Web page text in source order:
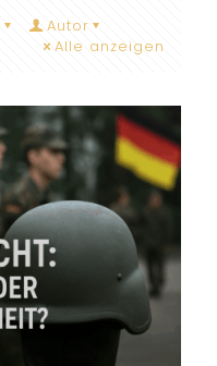
Autor
Alle anzeigen